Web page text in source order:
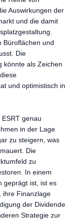
Auswirkungen der
und die damit
Büroflächen und
Die
könnte als Zeichen
und optimistisch in
genau
in der Lage
zu steigern, was
Die
zu
In einem
geprägt ist, ist es
ihre Finanzlage
der Dividende
Strategie zur